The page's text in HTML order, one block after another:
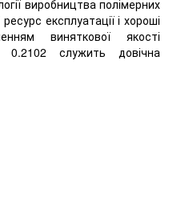
виробництва полімерних
експлуатації і хороші
виняткової якості
0.2102 служить довічна